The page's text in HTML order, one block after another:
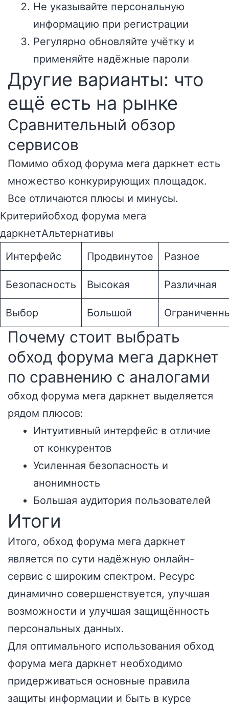
Не указывайте персональную
информацию при регистрации
Регулярно обновляйте учётку и
применяйте надёжные пароли
Другие варианты: что
ещё есть на рынке
Сравнительный обзор
сервисов
Помимо обход форума мега даркнет есть
множество конкурирующих площадок.
Все отличаются плюсы и минусы.
Критерийобход форума мега
даркнетАльтернативы
Интерфейс
Продвинутое Разное
Безопасность Высокая Различная
Выбор Большой
Почему стоит выбрать
обход форума мега даркнет
по сравнению с аналогами
обход форума мега даркнет выделяется
рядом плюсов:
Интуитивный интерфейс в отличие
от конкурентов
Усиленная безопасность и
анонимность
Большая аудитория пользователей
Итоги
Итого, обход форума мега даркнет
является по сути надёжную онлайн-
сервис с широким спектром. Ресурс
динамично совершенствуется, улучшая
возможности и улучшая защищённость
персональных данных.
Для оптимального использования обход
форума мега даркнет необходимо
придерживаться основные правила
защиты информации и быть в курсе